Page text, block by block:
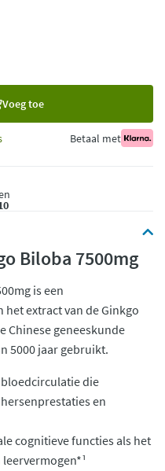
Voeg toe
Betaal met
Biloba 7500mg
is een
extract van de Ginkgo
Chinese geneeskunde
5000 jaar gebruikt.
die
en
cognitieve functies als het